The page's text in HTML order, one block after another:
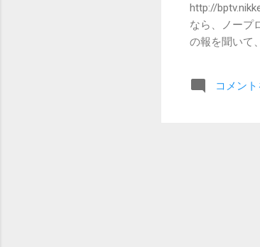
http://
なら、ノープ
の報を聞いて
トチャンス。
コメン